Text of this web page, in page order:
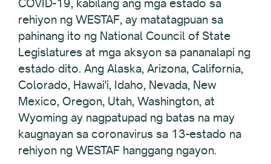
COVID-19, kabilang ang mga estado sa
rehiyon ng WESTAF, ay matatagpuan sa
pahinang ito ng National Council of State
Legislatures at mga aksyon sa pananalapi ng
estado dito. Ang Alaska, Arizona, California,
Colorado, Hawai'i, Idaho, Nevada, New
Mexico, Oregon, Utah, Washington, at
Wyoming ay nagpatupad ng batas na may
kaugnayan sa coronavirus sa 13-estado na
rehiyon ng WESTAF hanggang ngayon.